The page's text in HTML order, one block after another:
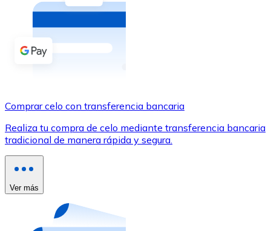
Compra criptomonedas con efectivo en tu tienda más
Comprar con efectivo
Transferencia SEPA
Utiliza tarjetas Visa y Mastercard para comprar
Comprar con tarjeta
Compra tarjetas regalo de tus marcas favoritas con
Comprar celo con transferencia bancaria
Realiza tu compra de celo mediante transferencia bancaria
tradicional de manera rápida y segura.
Ver más